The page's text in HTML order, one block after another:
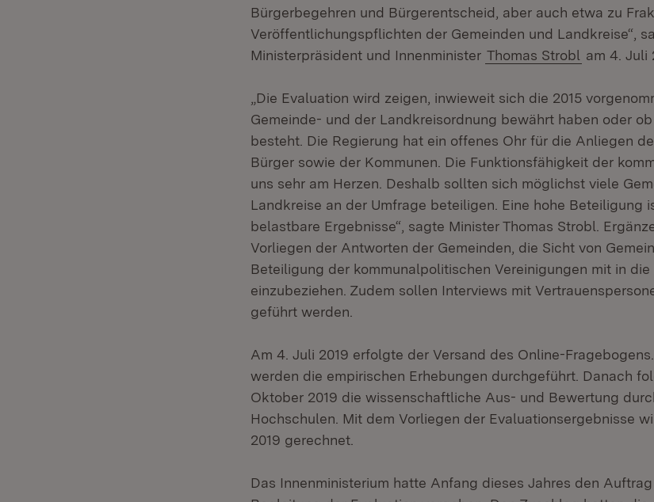
Bürgerbegehren und Bürgerentscheid, aber auch etwa zu
Veröffentlichungspflichten der Gemeinden und Landkreise“,
Ministerpräsident und Innenminister Thomas Strobl am 4. Juli
„Die Evaluation wird zeigen, inwieweit sich die 2015
Gemeinde- und der Landkreisordnung bewährt haben oder
besteht. Die Regierung hat ein offenes Ohr für die Anliegen
Bürger sowie der Kommunen. Die Funktionsfähigkeit der
uns sehr am Herzen. Deshalb sollten sich möglichst viele
Landkreise an der Umfrage beteiligen. Eine hohe Beteiligung
belastbare Ergebnisse“, sagte Minister Thomas Strobl.
Vorliegen der Antworten der Gemeinden, die Sicht von
Beteiligung der kommunalpolitischen Vereinigungen mit in die
einzubeziehen. Zudem sollen Interviews mit
geführt werden.
Am 4. Juli 2019 erfolgte der Versand des Online-
werden die empirischen Erhebungen durchgeführt. Danach
Oktober 2019 die wissenschaftliche Aus- und Bewertung
Hochschulen. Mit dem Vorliegen der Evaluationsergebnisse
2019 gerechnet.
Das Innenministerium hatte Anfang dieses Jahres den